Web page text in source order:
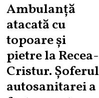
Ambulanță
atacată cu
topoare și
pietre la Recea-
Cristur. Șoferul
autosanitarei a